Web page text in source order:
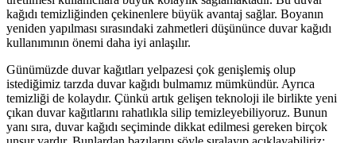
kağıdı temizliğinden çekinenlere büyük avantaj sağlar. Boyanın
yeniden yapılması sırasındaki zahmetleri düşününce duvar kağıdı
kullanımının önemi daha iyi anlaşılır.
Günümüzde duvar kağıtları yelpazesi çok genişlemiş olup
istediğimiz tarzda duvar kağıdı bulmamız mümkündür. Ayrıca
temizliği de kolaydır. Çünkü artık gelişen teknoloji ile birlikte yeni
çıkan duvar kağıtlarını rahatlıkla silip temizleyebiliyoruz. Bunun
yanı sıra, duvar kağıdı seçiminde dikkat edilmesi gereken birçok